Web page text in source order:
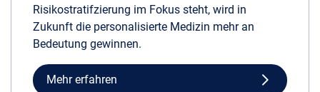
Risikostratifzierung im Fokus steht, wird in
Zukunft die personalisierte Medizin mehr an
Bedeutung gewinnen.
Mehr erfahren